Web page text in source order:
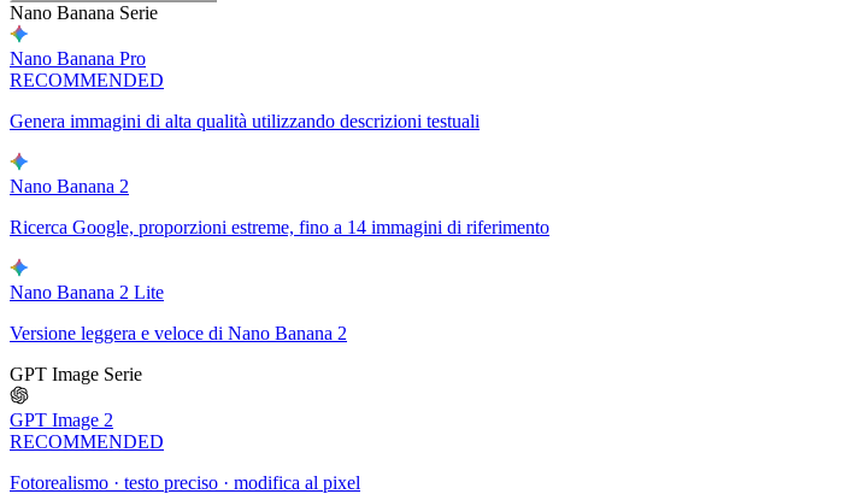
Nano Banana Serie
Nano Banana Pro
RECOMMENDED
Genera immagini di alta qualità utilizzando descrizioni testuali
Nano Banana 2
Ricerca Google, proporzioni estreme, fino a 14 immagini di riferimento
Nano Banana 2 Lite
Versione leggera e veloce di Nano Banana 2
GPT Image Serie
GPT Image 2
RECOMMENDED
Fotorealismo · testo preciso · modifica al pixel